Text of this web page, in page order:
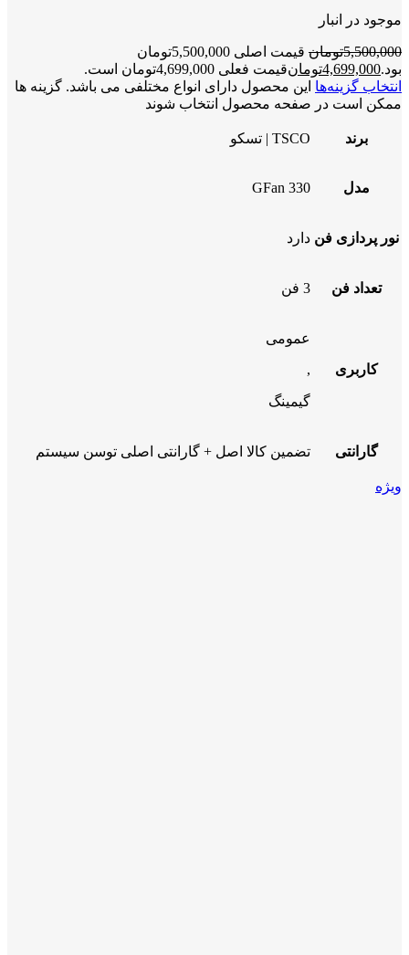
موجود در انبار
5,500,000تومان
قیمت اصلی 5,500,000تومان
بود.4,699,000تومانقیمت فعلی 4,699,000تومان است.
انتخاب گزینه‌ها این محصول دارای انواع مختلفی می باشد. گزینه ها
ممکن است در صفحه محصول انتخاب شوند
برند TSCO | تسکو
مدل GFan 330
نور پردازی فن دارد
تعداد فن 3 فن
کاربری
عمومی
,
گیمینگ
گارانتی تضمین کالا اصل + گارانتی اصلی توسن سیستم
ویژه